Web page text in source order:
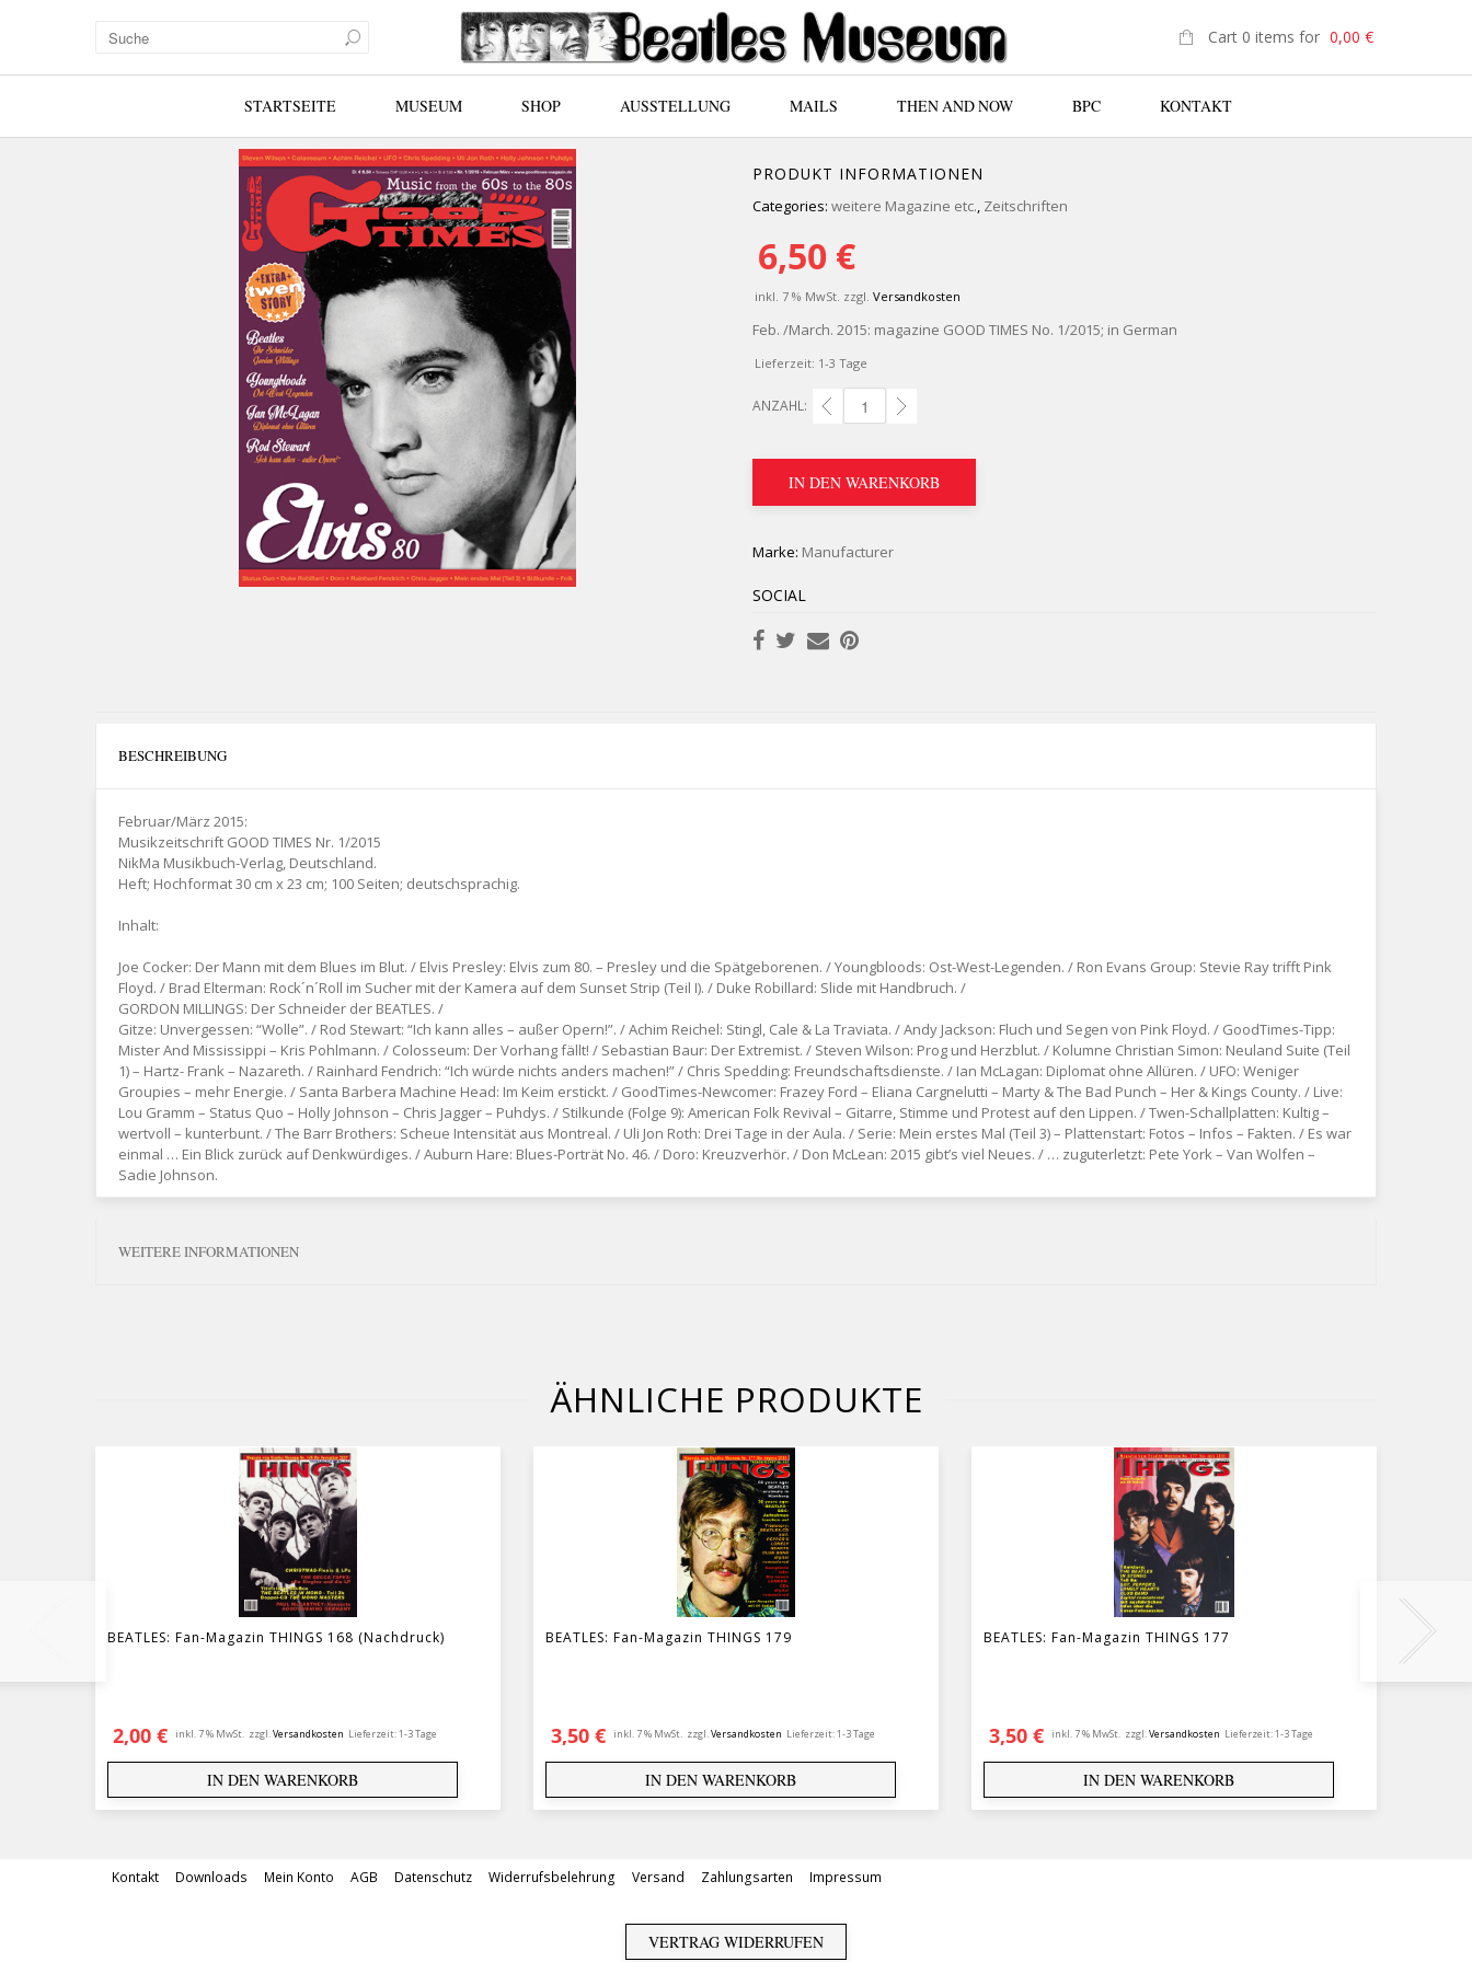
Cart 0 items for 0,00 €
STARTSEITE MUSEUM SHOP AUSSTELLUNG MAILS THEN AND NOW BPC KONTAKT
PRODUKT INFORMATIONEN
Categories: weitere Magazine etc., Zeitschriften
6,50 €
inkl. 7 % MwSt. zzgl. Versandkosten
Feb. /March. 2015: magazine GOOD TIMES No. 1/2015; in German
Lieferzeit: 1-3 Tage
ANZAHL: MUSIKZEITSCHRIFT GOOD TIMES 2015/01 QUANTITY
IN DEN WARENKORB
Marke: Manufacturer
SOCIAL
BESCHREIBUNG
Februar/März 2015:
Musikzeitschrift GOOD TIMES Nr. 1/2015
NikMa Musikbuch-Verlag, Deutschland.
Heft; Hochformat 30 cm x 23 cm; 100 Seiten; deutschsprachig.
Inhalt:
Joe Cocker: Der Mann mit dem Blues im Blut. / Elvis Presley: Elvis zum 80. – Presley und die Spätgeborenen. / Youngbloods: Ost-West-Legenden. / Ron Evans Group: Stevie Ray trifft Pink
Floyd. / Brad Elterman: Rock´n´Roll im Sucher mit der Kamera auf dem Sunset Strip (Teil I). / Duke Robillard: Slide mit Handbruch. /
GORDON MILLINGS: Der Schneider der BEATLES. /
Gitze: Unvergessen: “Wolle”. / Rod Stewart: “Ich kann alles – außer Opern!”. / Achim Reichel: Stingl, Cale & La Traviata. / Andy Jackson: Fluch und Segen von Pink Floyd. / GoodTimes-Tipp:
Mister And Mississippi – Kris Pohlmann. / Colosseum: Der Vorhang fällt! / Sebastian Baur: Der Extremist. / Steven Wilson: Prog und Herzblut. / Kolumne Christian Simon: Neuland Suite (Teil
1) – Hartz- Frank – Nazareth. / Rainhard Fendrich: “Ich würde nichts anders machen!” / Chris Spedding: Freundschaftsdienste. / Ian McLagan: Diplomat ohne Allüren. / UFO: Weniger
Groupies – mehr Energie. / Santa Barbera Machine Head: Im Keim erstickt. / GoodTimes-Newcomer: Frazey Ford – Eliana Cargnelutti – Marty & The Bad Punch – Her & Kings County. / Live:
Lou Gramm – Status Quo – Holly Johnson – Chris Jagger – Puhdys. / Stilkunde (Folge 9): American Folk Revival – Gitarre, Stimme und Protest auf den Lippen. / Twen-Schallplatten: Kultig –
wertvoll – kunterbunt. / The Barr Brothers: Scheue Intensität aus Montreal. / Uli Jon Roth: Drei Tage in der Aula. / Serie: Mein erstes Mal (Teil 3) – Plattenstart: Fotos – Infos – Fakten. / Es war
einmal … Ein Blick zurück auf Denkwürdiges. / Auburn Hare: Blues-Porträt No. 46. / Doro: Kreuzverhör. / Don McLean: 2015 gibt’s viel Neues. / … zuguterletzt: Pete York – Van Wolfen –
Sadie Johnson.
WEITERE INFORMATIONEN
ÄHNLICHE PRODUKTE
BEATLES: Fan-Magazin THINGS 168 (Nachdruck)
2,00 € inkl. 7 % MwSt. zzgl.Versandkosten Lieferzeit:1-3 Tage
IN DEN WARENKORB
BEATLES: Fan-Magazin THINGS 179
3,50 € inkl. 7 % MwSt. zzgl.Versandkosten Lieferzeit:1-3 Tage
IN DEN WARENKORB
BEATLES: Fan-Magazin THINGS 177
3,50 € inkl. 7 % MwSt. zzgl.Versandkosten Lieferzeit:1-3 Tage
IN DEN WARENKORB
Kontakt Downloads Mein Konto AGB Datenschutz Widerrufsbelehrung Versand Zahlungsarten Impressum
VERTRAG WIDERRUFEN